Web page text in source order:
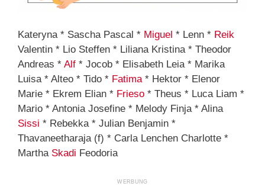
Kateryna * Sascha Pascal * Miguel * Lenn * Reik
Valentin * Lio Steffen * Liliana Kristina * Theodor
Andreas * Alf * Jocob * Elisabeth Leia * Marika
Luisa * Alteo * Tido * Fatima* Hektor * Elenor
Marie * Ekrem Elian * Frieso * Theus * Luca Liam *
Mario * Antonia Josefine * Melody Finja * Alina
Sissi * Rebekka * Julian Benjamin *
Thavaneetharaja (f) * Carla Lenchen Charlotte *
Martha Skadi Feodoria